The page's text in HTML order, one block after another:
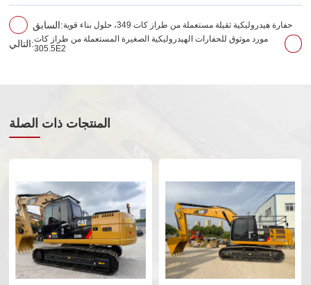
السابق: حفارة هيدروليكية ثقيلة مستعملة من طراز كات 349، حلول بناء قوية
التالي:مورد موثوق للحفارات الهيدروليكية الصغيرة المستعملة من طراز كات
305.5E2
المنتجات ذات الصلة